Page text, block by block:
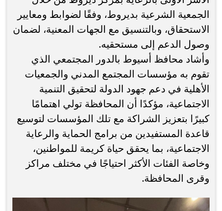
الجمعية الشرعية بديروط، وفقًا لضوابط ومعايير
الاستحقاق، وبالتنسيق مع الجهات المعنية، لضمان
وصول الدعم إلى مستحقيه.
وأشاد محافظ أسيوط بالدور المجتمعي الذي
تقوم به مؤسسات المجتمع المدني والجمعيات
الأهلية في دعم جهود الدولة لتحقيق التنمية
الاجتماعية، مؤكدًا أن المحافظة تولي اهتمامًا
كبيرًا بتعزيز الشراكة مع تلك المؤسسات لتوسيع
قاعدة المستفيدين من برامج الحماية والرعاية
الاجتماعية، بما يحقق حياة كريمة للمواطنين،
وخاصة الفئات الأكثر احتياجًا في مختلف مراكز
وقرى المحافظة.